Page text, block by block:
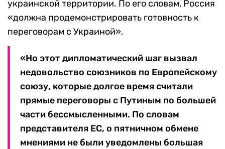
украинской территории. По его словам, Россия
«должна продемонстрировать готовность к
переговорам с Украиной».
«Но этот дипломатический шаг вызвал
недовольство союзников по Европейскому
союзу, которые долгое время считали
прямые переговоры с Путиным по большей
части бессмысленными. По словам
представителя ЕС, о пятничном обмене
мнениями не были уведомлены большая